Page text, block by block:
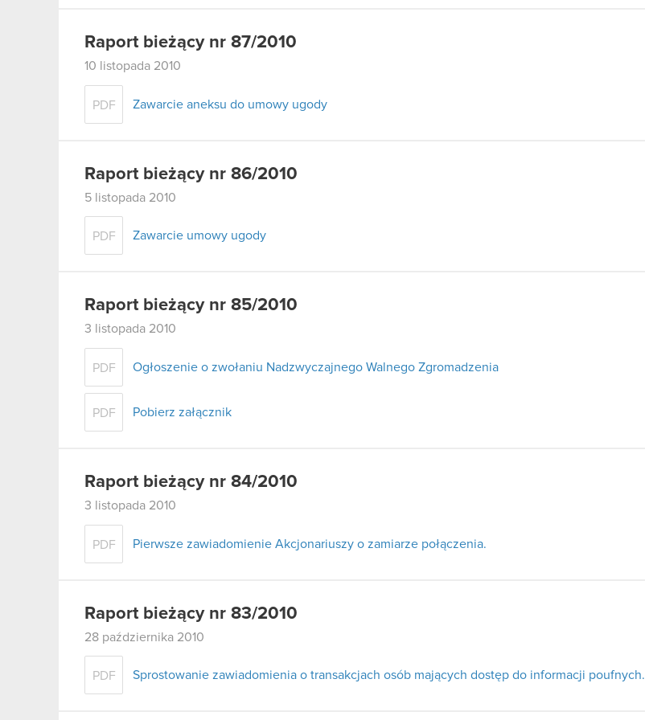
Raport bieżący nr 87/2010
10 listopada 2010
PDF Zawarcie aneksu do umowy ugody
Raport bieżący nr 86/2010
5 listopada 2010
PDF Zawarcie umowy ugody
Raport bieżący nr 85/2010
3 listopada 2010
PDF Ogłoszenie o zwołaniu Nadzwyczajnego Walnego Zgromadzenia
PDF Pobierz załącznik
Raport bieżący nr 84/2010
3 listopada 2010
PDF Pierwsze zawiadomienie Akcjonariuszy o zamiarze połączenia.
Raport bieżący nr 83/2010
28 października 2010
PDF Sprostowanie zawiadomienia o transakcjach osób mających dostęp do informacji poufnych.